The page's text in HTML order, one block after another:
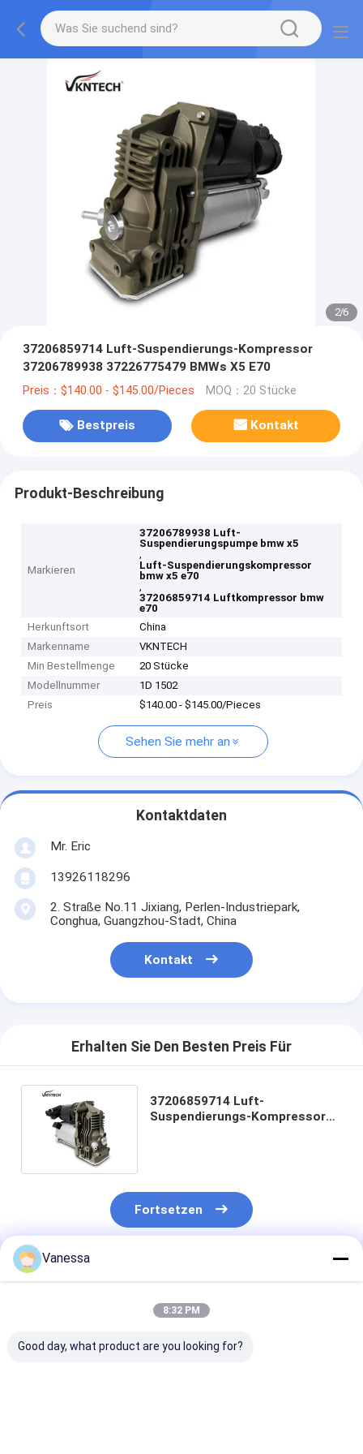
2/6
37206859714 Luft-Suspendierungs-Kompressor
37206789938 37226775479 BMWs X5 E70
Preis：$140.00 - $145.00/Pieces MOQ：20 Stücke
Bestpreis Kontakt
Produkt-Beschreibung
Markieren
37206789938 Luft-
Suspendierungspumpe bmw x5
,
Luft-Suspendierungskompressor
bmw x5 e70
,
37206859714 Luftkompressor bmw
e70
Herkunftsort
China
Markenname
VKNTECH
Min Bestellmenge
20 Stücke
Modellnummer
1D 1502
Preis
$140.00 - $145.00/Pieces
Sehen Sie mehr an
Kontaktdaten
Mr. Eric
13926118296
2. Straße No.11 Jixiang, Perlen-Industriepark,
Conghua, Guangzhou-Stadt, China
Kontakt
Erhalten Sie Den Besten Preis Für
37206859714 Luft-
Suspendierungs-Kompressor
Fortsetzen
Empfohlene Produkte
Vanessa
8:32 PM
Good day, what product are you looking for?